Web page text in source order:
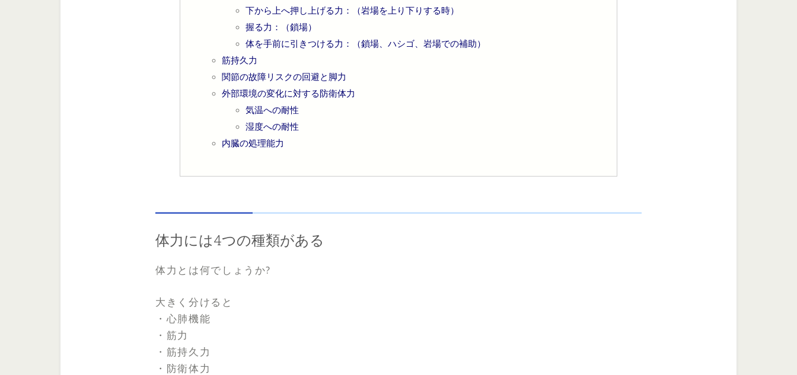
下から上へ押し上げる力：（岩場を上り下りする時）
握る力：（鎖場）
体を手前に引きつける力：（鎖場、ハシゴ、岩場での補助）
筋持久力
関節の故障リスクの回避と脚力
外部環境の変化に対する防衛体力
気温への耐性
湿度への耐性
内臓の処理能力
体力には4つの種類がある
体力とは何でしょうか?
大きく分けると
・心肺機能
・筋力
・筋持久力
・防衛体力